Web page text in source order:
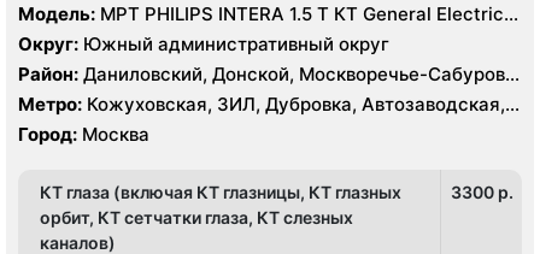
Модель: МРТ PHILIPS INTERA 1.5 T КТ General Electric
LIGHT SPEED 64 среза
Округ: Южный административный округ
Район: Даниловский, Донской, Москворечье-Сабурово,
Нагатино-Садовники, Нагатинский Затон, Нагорный
Метро: Кожуховская, ЗИЛ, Дубровка, Автозаводская,
Нагатинская, Технопарк, Тульская, Угрешская
Город: Москва
КТ глаза (включая КТ глазницы, КТ глазных
орбит, КТ сетчатки глаза, КТ слезных
каналов)
3300 p.